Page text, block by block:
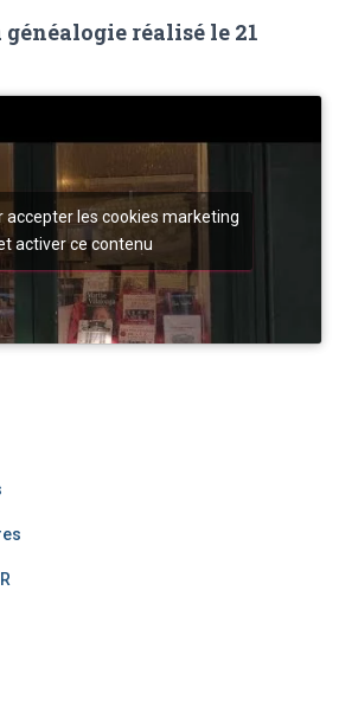
réalisé le 21
accepter les cookies marketing
activer ce contenu